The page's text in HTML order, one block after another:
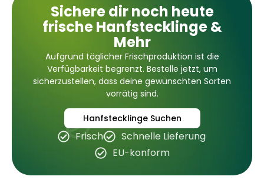
Sichere dir noch heute
frische Hanfstecklinge &
Mehr
Aufgrund täglicher Frischproduktion ist die
Verfügbarkeit begrenzt. Bestelle jetzt, um
sicherzustellen, dass deine gewünschten Sorten
vorrätig sind.
Hanfstecklinge Suchen
Frisch
Schnelle Lieferung
EU-konform